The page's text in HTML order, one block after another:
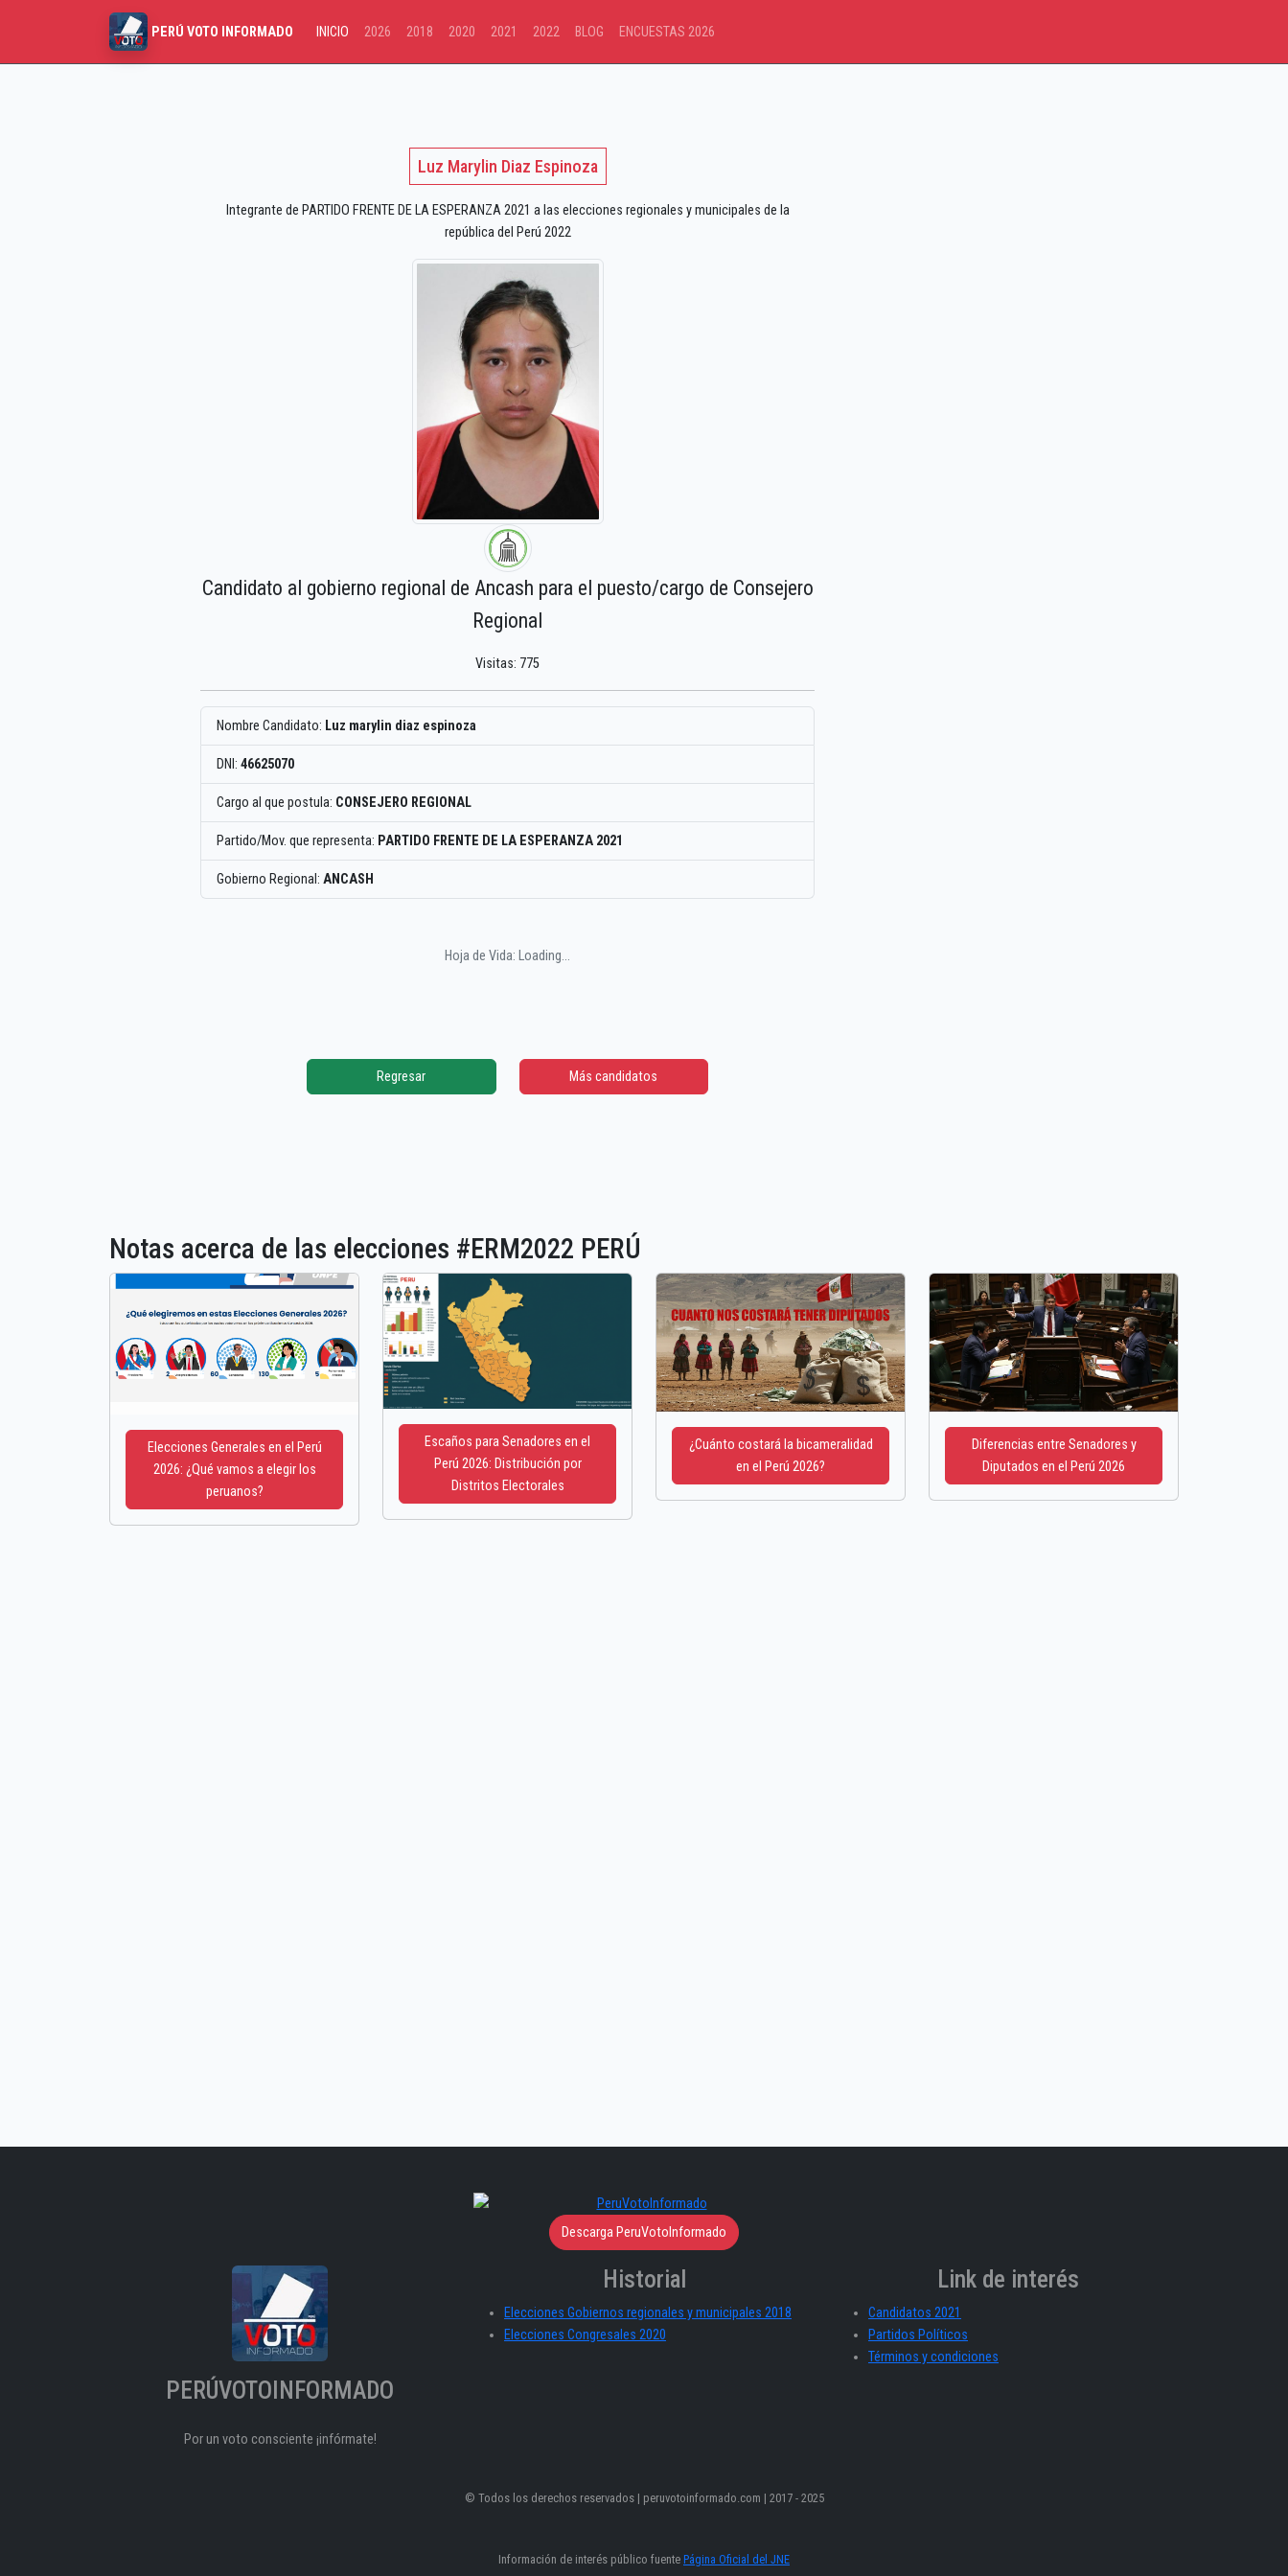
PERÚ VOTO INFORMADO INICIO 2026 2018 2020 2021 2022 BLOG ENCUESTAS 2026
Luz Marylin Diaz Espinoza
Integrante de PARTIDO FRENTE DE LA ESPERANZA 2021 a las elecciones regionales y municipales de la
república del Perú 2022
Candidato al gobierno regional de Ancash para el puesto/cargo de Consejero
Regional
Visitas: 775
Nombre Candidato: Luz marylin diaz espinoza
DNI: 46625070
Cargo al que postula: CONSEJERO REGIONAL
Partido/Mov. que representa: PARTIDO FRENTE DE LA ESPERANZA 2021
Gobierno Regional: ANCASH
Hoja de Vida: Loading...
Regresar Más candidatos
Notas acerca de las elecciones #ERM2022 PERÚ
Elecciones Generales en el Perú
2026: ¿Qué vamos a elegir los
peruanos?
Escaños para Senadores en el
Perú 2026: Distribución por
Distritos Electorales
¿Cuánto costará la bicameralidad
en el Perú 2026?
Diferencias entre Senadores y
Diputados en el Perú 2026
Descarga PeruVotoInformado
PERÚVOTOINFORMADO
Por un voto consciente ¡infórmate!
Historial
Elecciones Gobiernos regionales y municipales 2018
Elecciones Congresales 2020
Link de interés
Candidatos 2021
Partidos Políticos
Términos y condiciones
© Todos los derechos reservados | peruvotoinformado.com | 2017 - 2025
Información de interés público fuente Página Oficial del JNE